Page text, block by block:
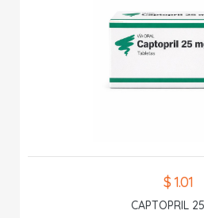
$ 1.01
CAPTOPRIL